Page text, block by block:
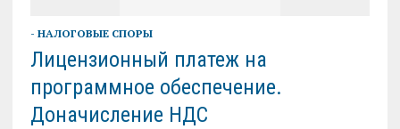
- НАЛОГОВЫЕ СПОРЫ
Лицензионный платеж на
программное обеспечение.
Доначисление НДС